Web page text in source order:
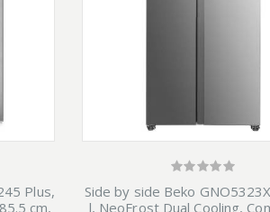
Plus,
cm,
Side by side Beko
l, NeoFrost Dual Cooling,